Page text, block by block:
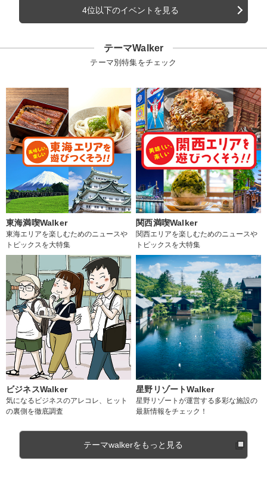
4位以下のイベントを見る
テーマWalker
テーマ別特集をチェック
東海満喫Walker
東海エリアを楽しむためのニュースや
トピックスを大特集
関西満喫Walker
関西エリアを楽しむためのニュースや
トピックスを大特集
ビジネスWalker
気になるビジネスのアレコレ、ヒット
の裏側を徹底調査
星野リゾートWalker
星野リゾートが運営する多彩な施設の
最新情報をチェック！
テーマwalkerをもっと見る